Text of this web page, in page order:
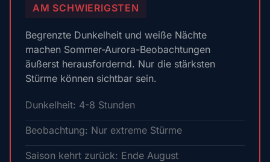
AM SCHWIERIGSTEN
Begrenzte Dunkelheit und weiße Nächte
machen Sommer-Aurora-Beobachtungen
äußerst herausfordernd. Nur die stärksten
Stürme können sichtbar sein.
Dunkelheit: 4-8 Stunden
Beobachtung: Nur extreme Stürme
Saison kehrt zurück: Ende August